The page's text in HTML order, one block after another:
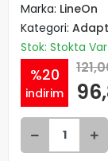
Marka: LineOn
Kategori:
Stok: Stokta Var
%20
indirim